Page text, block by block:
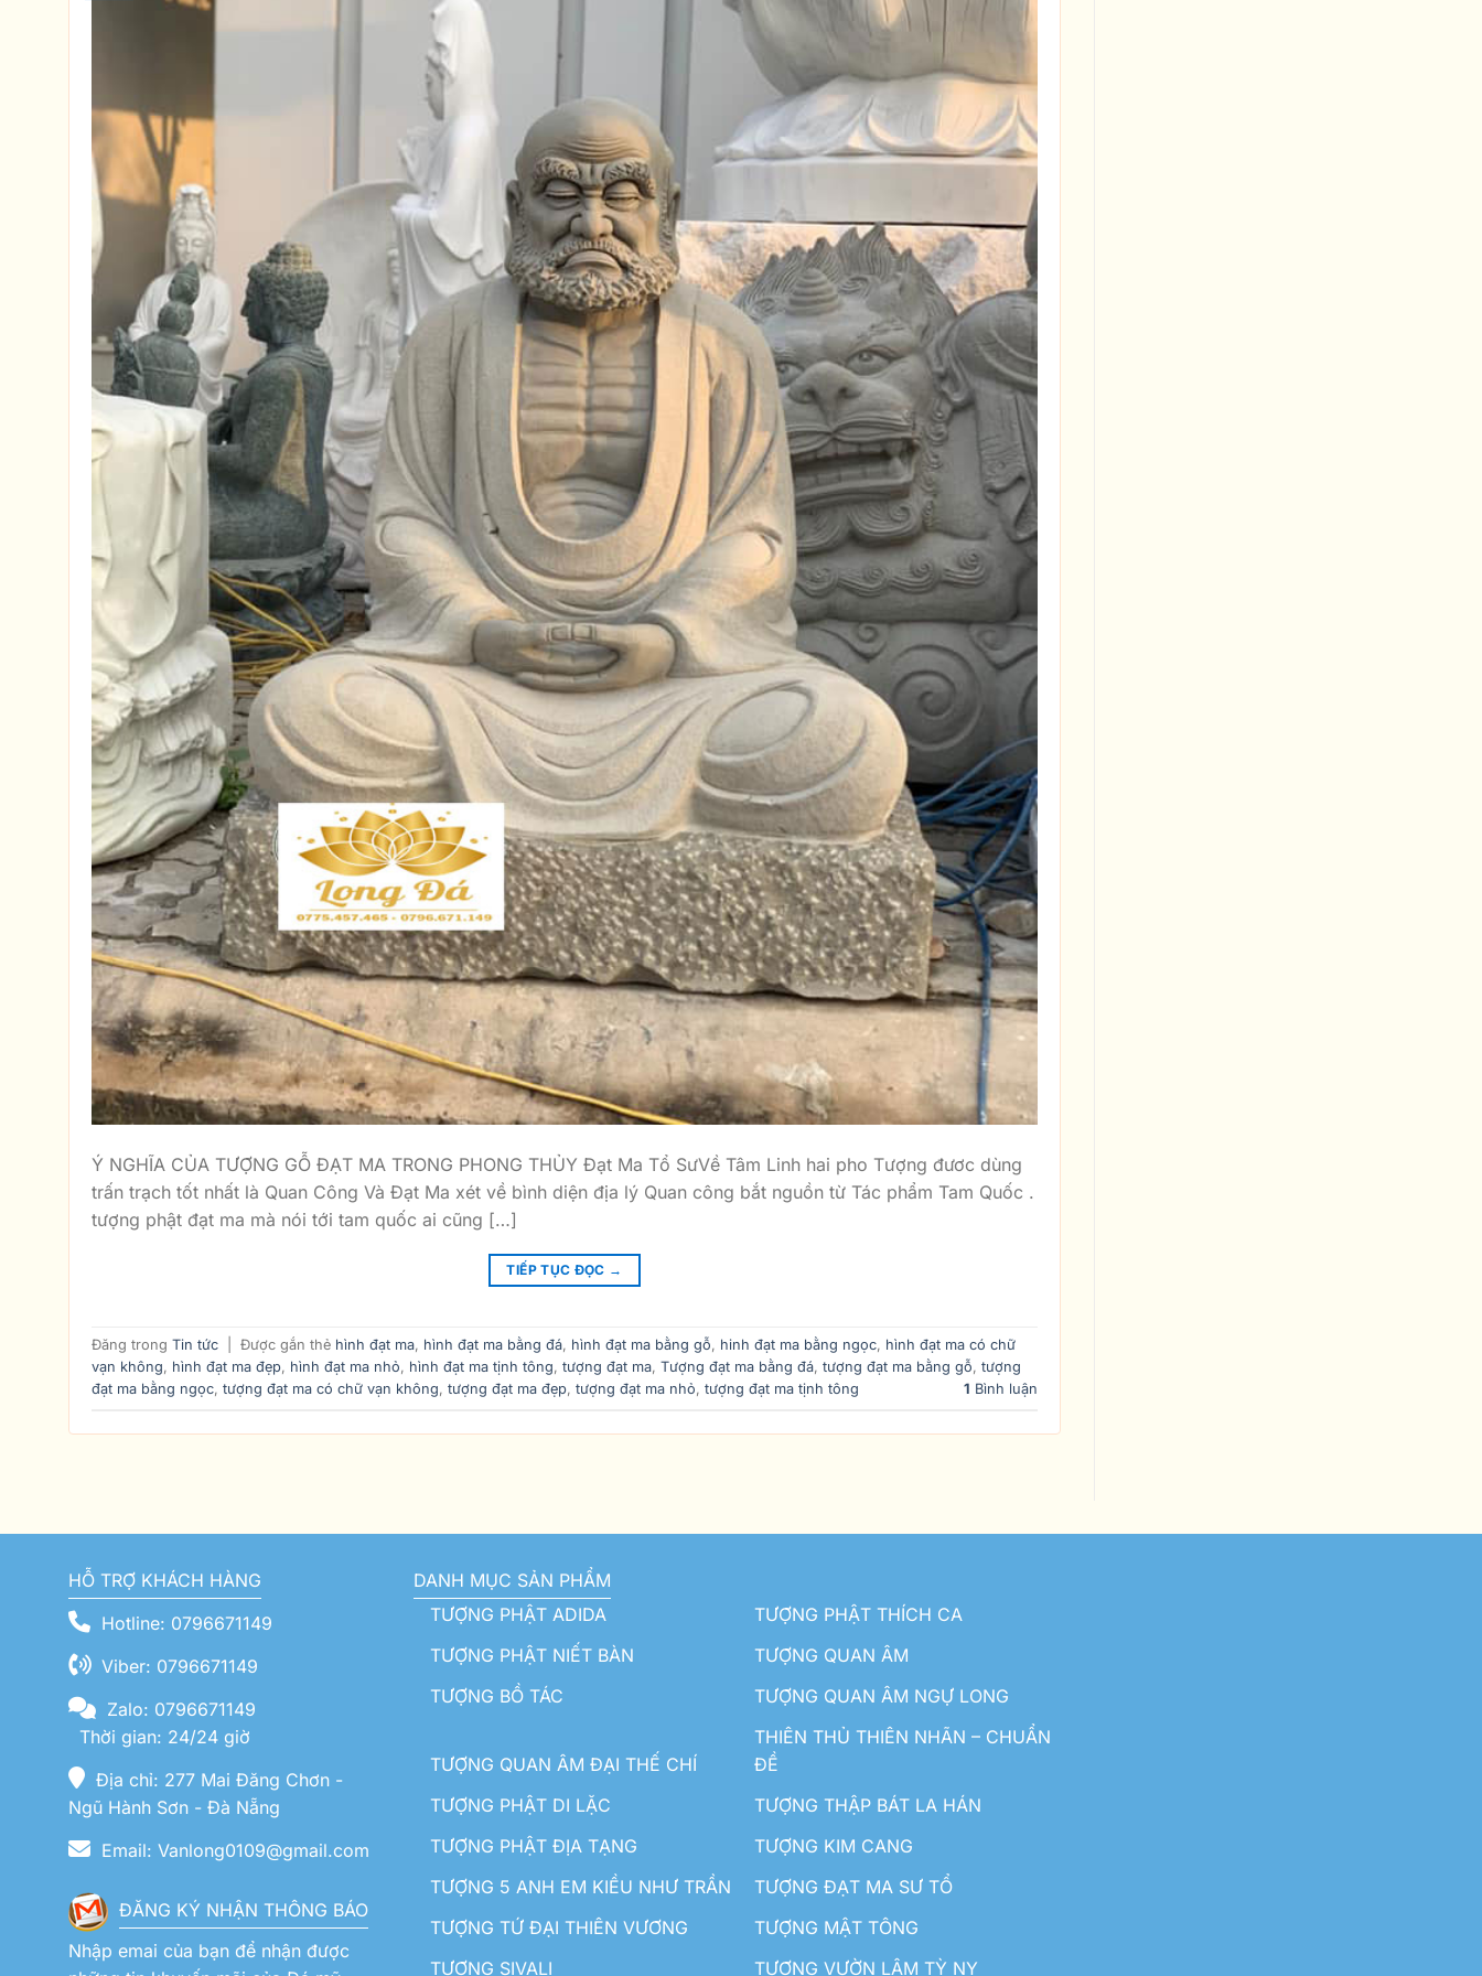
Ý NGHĨA CỦA TƯỢNG GỖ ĐẠT MA TRONG PHONG THỦY Đạt Ma Tổ SưVề Tâm Linh hai pho Tượng đươc dùng
trấn trạch tốt nhất là Quan Công Và Đạt Ma xét về bình diện địa lý Quan công bắt nguồn từ Tác phẩm Tam Quốc .
tượng phật đạt ma mà nói tới tam quốc ai cũng […]
TIẾP TỤC ĐỌC →
Đăng trong Tin tức Được gắn thẻ hình đạt ma, hình đạt ma bằng đá, hình đạt ma bằng gỗ, hinh đạt ma bằng ngọc, hình đạt ma có chữ
vạn không, hình đạt ma đẹp, hình đạt ma nhỏ, hình đạt ma tịnh tông, tượng đạt ma, Tượng đạt ma bằng đá, tượng đạt ma bằng gỗ, tượng
đạt ma bằng ngọc, tượng đạt ma có chữ vạn không, tượng đạt ma đẹp, tượng đạt ma nhỏ, tượng đạt ma tịnh tông 1 Bình luận
HỖ TRỢ KHÁCH HÀNG
Hotline: 0796671149
Viber: 0796671149
Zalo: 0796671149
Thời gian: 24/24 giờ
Địa chỉ: 277 Mai Đăng Chơn -
Ngũ Hành Sơn - Đà Nẵng
Email: Vanlong0109@gmail.com
ĐĂNG KÝ NHẬN THÔNG BÁO
Nhập emai của bạn để nhận được
DANH MỤC SẢN PHẨM
TƯỢNG PHẬT ADIDA
TƯỢNG PHẬT THÍCH CA
TƯỢNG PHẬT NIẾT BÀN
TƯỢNG QUAN ÂM
TƯỢNG BỒ TÁC
TƯỢNG QUAN ÂM NGỰ LONG
TƯỢNG QUAN ÂM ĐẠI THẾ CHÍ
THIÊN THỦ THIÊN NHÃN – CHUẨN
ĐỀ
TƯỢNG PHẬT DI LẶC
TƯỢNG THẬP BÁT LA HÁN
TƯỢNG PHẬT ĐỊA TẠNG
TƯỢNG KIM CANG
TƯỢNG 5 ANH EM KIỀU NHƯ TRẦN
TƯỢNG ĐẠT MA SƯ TỔ
TƯỢNG TỨ ĐẠI THIÊN VƯƠNG
TƯỢNG MẬT TÔNG
TƯỢNG SIVALI
TƯỢNG VƯỜN LÂM TỲ NY